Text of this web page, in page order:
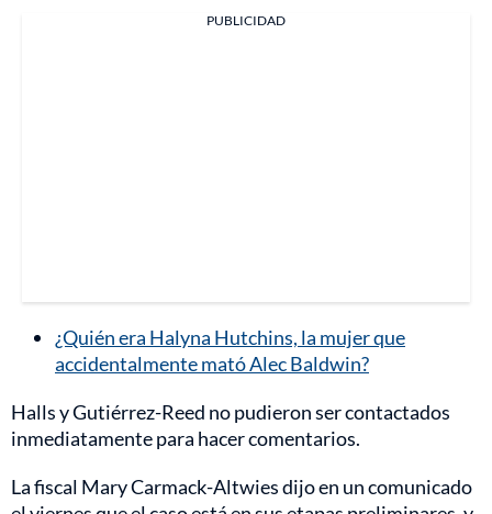
PUBLICIDAD
¿Quién era Halyna Hutchins, la mujer que
accidentalmente mató Alec Baldwin?
Halls y Gutiérrez-Reed no pudieron ser contactados
inmediatamente para hacer comentarios.
La fiscal Mary Carmack-Altwies dijo en un comunicado